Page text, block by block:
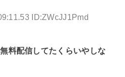
ID:ZWcJJ1Pmd
料配信してたくらいやしな